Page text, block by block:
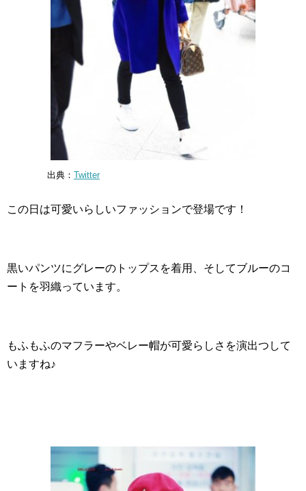
出典： Twitter
この日は可愛いらしいファッションで登場です！
黒いパンツにグレーのトップスを着用、そしてブルーのコ
ートを羽織っています。
もふもふのマフラーやベレー帽が可愛らしさを演出つして
いますね♪